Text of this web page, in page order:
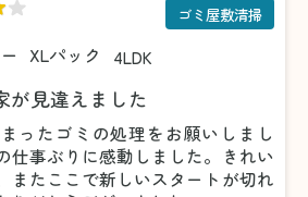
XLパック 4LDK
ゴミ屋敷清掃
が見違えました
ったゴミの処理をお願いしまし
仕事ぶりに感動しました。きれい
またここで新しいスタートが切れ